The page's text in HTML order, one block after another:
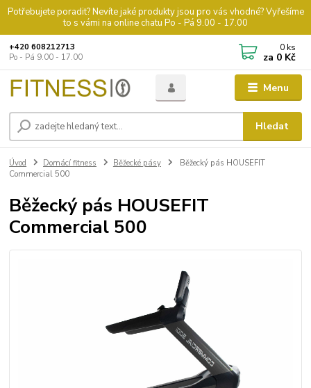
Potřebujete poradit? Nevíte jaké produkty jsou pro vás vhodné? Vyřešíme
to s vámi na online chatu Po - Pá 9.00 - 17.00
Menu
Hledat
+420 608212713
Po - Pá 9.00 - 17.00
0 ks
za 0 Kč
Úvod Domácí fitness Běžecké pásy
Běžecký pás HOUSEFIT
Commercial 500
Běžecký pás HOUSEFIT
Commercial 500